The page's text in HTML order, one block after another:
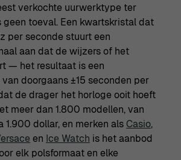
verkochte uurwerktype ter
geen toeval. Een kwartskristal dat
per seconde stuurt een
aan dat de wijzers of het
— het resultaat is een
doorgaans ±15 seconden per
de drager het horloge ooit hoeft
meer dan 1.800 modellen, van
1.900 dollar, en merken als Casio,
en Ice Watch is het aanbod
elk polsformaat en elke